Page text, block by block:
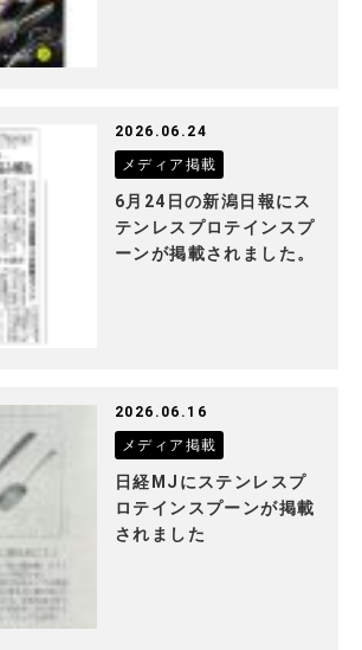
2026.06.24
メディア掲載
6月24日の新潟日報にス
テンレスプロテインスプ
ーンが掲載されました。
2026.06.16
メディア掲載
日経MJにステンレスプ
ロテインスプーンが掲載
されました